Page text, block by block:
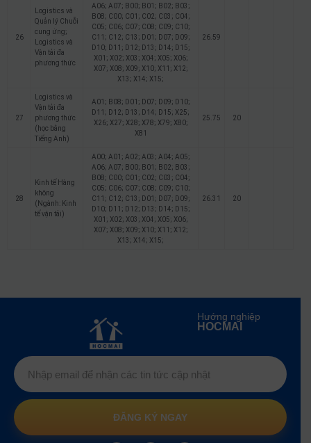
26
Logistics và
Quản lý Chuỗi
cung ứng;
Logistics và
Vận tải đa
phương thức
A06; A07; B00; B01; B02; B03;
B08; C00; C01; C02; C03; C04;
C05; C06; C07; C08; C09; C10;
C11; C12; C13; D01; D07; D09;
D10; D11; D12; D13; D14; D15;
X01; X02; X03; X04; X05; X06;
X07; X08; X09; X10; X11; X12;
X13; X14; X15;
26.59
27
Logistics và
Vận tải đa
phương thức
(học bằng
Tiếng Anh)
A01; B08; D01; D07; D09; D10;
D11; D12; D13; D14; D15; X25;
X26; X27; X28; X78; X79; X80;
X81
25.75 20
28
Kinh tế Hàng
không
(Ngành: Kinh
tế vận tải)
A00; A01; A02; A03; A04; A05;
A06; A07; B00; B01; B02; B03;
B08; C00; C01; C02; C03; C04;
C05; C06; C07; C08; C09; C10;
C11; C12; C13; D01; D07; D09;
D10; D11; D12; D13; D14; D15;
X01; X02; X03; X04; X05; X06;
X07; X08; X09; X10; X11; X12;
X13; X14; X15;
26.31 20
Hướng nghiệp
HOCMAI
ĐĂNG KÝ NGAY